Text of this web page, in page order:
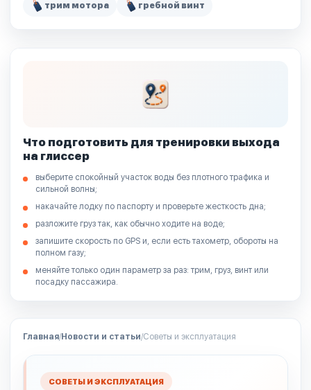
трим мотора гребной винт
Что подготовить для тренировки выхода
на глиссер
выберите спокойный участок воды без плотного трафика и
сильной волны;
накачайте лодку по паспорту и проверьте жесткость дна;
разложите груз так, как обычно ходите на воде;
запишите скорость по GPS и, если есть тахометр, обороты на
полном газу;
меняйте только один параметр за раз: трим, груз, винт или
посадку пассажира.
Главная/Новости и статьи/Советы и эксплуатация
СОВЕТЫ И ЭКСПЛУАТАЦИЯ